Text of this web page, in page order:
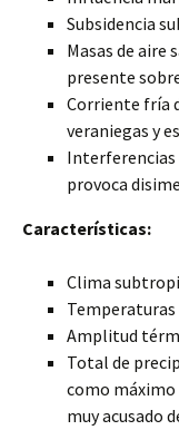
Subsidencia
Masas de
presente
Corriente fría
veraniegas y
Interferencias
provoca
Características:
Clima
Temperaturas
Amplitud
Total de
como
muy acusado